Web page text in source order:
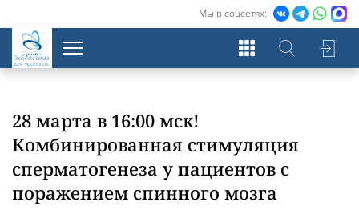
Мы в соцсетях:
Экосистема
для урологов
28 марта в 16:00 мск!
Комбинированная стимуляция
сперматогенеза у пациентов с
поражением спинного мозга